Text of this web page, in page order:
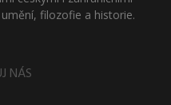
filozofie a historie.
NÁS